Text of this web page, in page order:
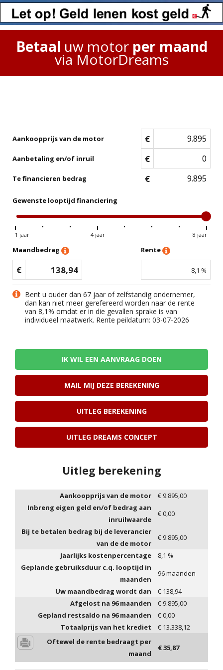
Betaal uw motor per maand
via MotorDreams
Aankoopprijs van de motor €
Aanbetaling en/of inruil €
Te financieren bedrag €
Gewenste looptijd financiering
1 jaar 4 jaar 8 jaar
Maandbedrag
€ 138,94
Rente
8,1 %
Bent u ouder dan 67 jaar of zelfstandig ondernemer,
dan kan niet meer gerefereerd worden naar de rente
van 8,1% omdat er in die gevallen sprake is van
individueel maatwerk. Rente peildatum: 03-07-2026
IK WIL EEN AANVRAAG DOEN
MAIL MIJ DEZE BEREKENING
UITLEG BEREKENING
UITLEG DREAMS CONCEPT
Uitleg berekening
Aankoopprijs van de motor € 9.895,00
Inbreng eigen geld en/of bedrag aan
inruilwaarde
€0,00
Bij te betalen bedrag bij de leverancier
van de de motor
€ 9.895,00
Jaarlijks kostenpercentage
8,1 %
Geplande gebruiksduur c.q. looptijd in
maanden
96maanden
Uw maandbedrag wordt dan
€ 138,94
Afgelost na 96maanden € 9.895,00
Gepland restsaldo na 96maanden €0,00
Totaalprijs van het krediet
€ 13.338,12
Oftewel de rente bedraagt per
maand
€35,87